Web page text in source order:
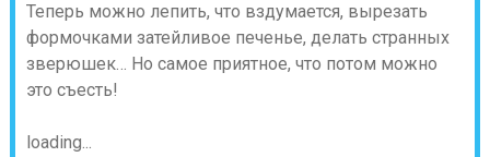
Теперь можно лепить, что вздумается, вырезать
формочками затейливое печенье, делать странных
зверюшек… Но самое приятное, что потом можно
это съесть!
loading...